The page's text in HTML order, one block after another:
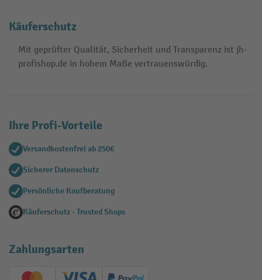
Käuferschutz
Mit geprüfter Qualität, Sicherheit und Transparenz ist jh-
profishop.de in hohem Maße vertrauenswürdig.
Ihre Profi-Vorteile
Versandkostenfrei ab 250€
Sicherer Datenschutz
Persönliche Kaufberatung
Käuferschutz - Trusted Shops
Zahlungsarten